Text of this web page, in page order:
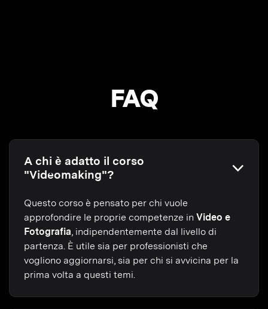
FAQ
A chi è adatto il corso
"Videomaking"?
Questo corso è pensato per chi vuole
approfondire le proprie competenze in Video e
Fotografia , indipendentemente dal livello di
partenza. È utile sia per professionisti che
vogliono aggiornarsi, sia per chi si avvicina per la
prima volta a questi temi.